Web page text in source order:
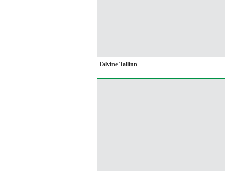
Talvine Tallinn